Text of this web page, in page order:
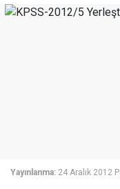
Yayınlanma: 24 Aralık 2012